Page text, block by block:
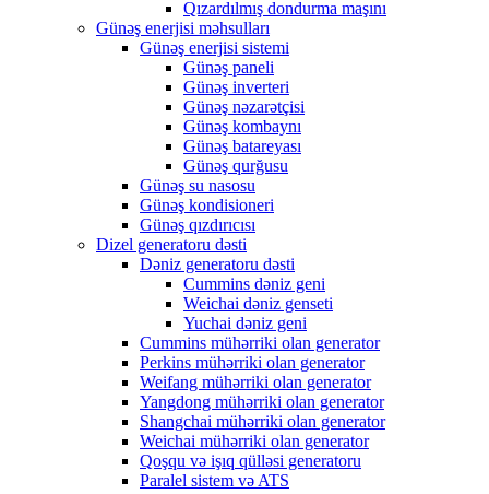
Qızardılmış dondurma maşını
Günəş enerjisi məhsulları
Günəş enerjisi sistemi
Günəş paneli
Günəş inverteri
Günəş nəzarətçisi
Günəş kombaynı
Günəş batareyası
Günəş qurğusu
Günəş su nasosu
Günəş kondisioneri
Günəş qızdırıcısı
Dizel generatoru dəsti
Dəniz generatoru dəsti
Cummins dəniz geni
Weichai dəniz genseti
Yuchai dəniz geni
Cummins mühərriki olan generator
Perkins mühərriki olan generator
Weifang mühərriki olan generator
Yangdong mühərriki olan generator
Shangchai mühərriki olan generator
Weichai mühərriki olan generator
Qoşqu və işıq qülləsi generatoru
Paralel sistem və ATS